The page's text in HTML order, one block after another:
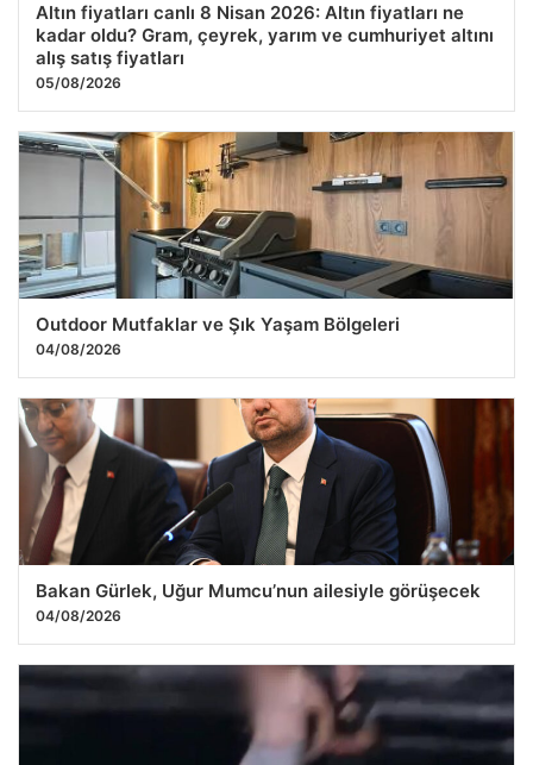
Altın fiyatları canlı 8 Nisan 2026: Altın fiyatları ne
kadar oldu? Gram, çeyrek, yarım ve cumhuriyet altını
alış satış fiyatları
05/08/2026
Outdoor Mutfaklar ve Şık Yaşam Bölgeleri
04/08/2026
Bakan Gürlek, Uğur Mumcu’nun ailesiyle görüşecek
04/08/2026